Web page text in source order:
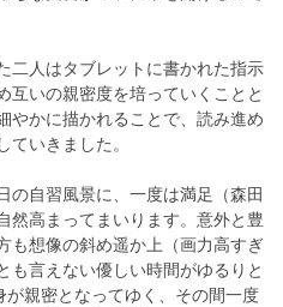
二人はタブレットに書かれた指示
互いの親密度を培っていくことと
やかに描かれることで、読み進め
ていきました。
の自習風景に、一度は満足（森田
然高まってまいります。意外と豊
も想像の斜め遥か上（画力高すぎ
も言えない優しい時間がゆるりと
親密となってゆく、その間一度